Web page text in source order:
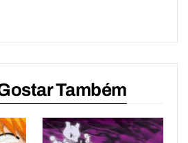
Também